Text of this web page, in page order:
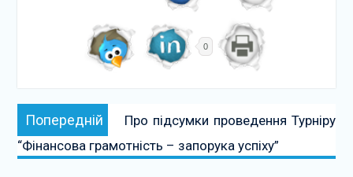
0
Навігація
записів
Попередній Попередній:
Про підсумки проведення Турніру
“Фінансова грамотність – запорука успіху”